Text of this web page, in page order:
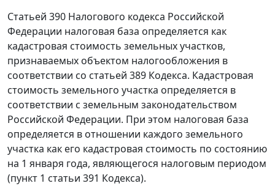
Статьей 390 Налогового кодекса Российской
Федерации налоговая база определяется как
кадастровая стоимость земельных участков,
признаваемых объектом налогообложения в
соответствии со статьей 389 Кодекса. Кадастровая
стоимость земельного участка определяется в
соответствии с земельным законодательством
Российской Федерации. При этом налоговая база
определяется в отношении каждого земельного
участка как его кадастровая стоимость по состоянию
на 1 января года, являющегося налоговым периодом
(пункт 1 статьи 391 Кодекса).